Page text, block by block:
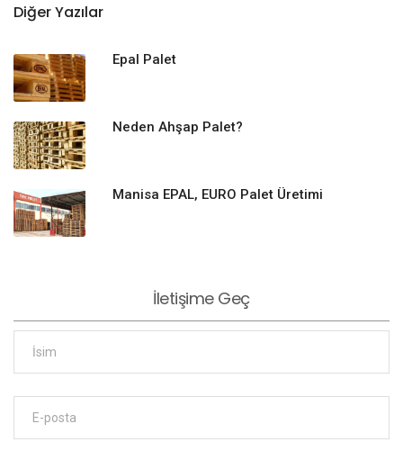
Diğer Yazılar
Epal Palet
Neden Ahşap Palet?
Manisa EPAL, EURO Palet Üretimi
İletişime Geç